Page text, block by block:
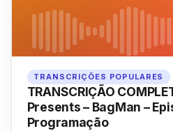
TRANSCRIÇÕES POPULARES
TRANSCRIÇÃO
Presents – BagMan –
Programação